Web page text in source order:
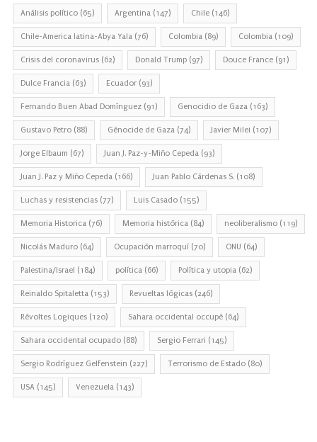
Análisis político (65) Argentina (147) Chile (146)
Chile-America latina-Abya Yala (76) Colombia (89) Colombia (109)
Crisis del coronavirus (62) Donald Trump (97) Douce France (91)
Dulce Francia (63) Ecuador (93)
Fernando Buen Abad Domínguez (91) Genocidio de Gaza (163)
Gustavo Petro (88) Génocide de Gaza (74) Javier Milei (107)
Jorge Elbaum (67) Juan J. Paz-y-Miño Cepeda (93)
Juan J. Paz y Miño Cepeda (166) Juan Pablo Cárdenas S. (108)
Luchas y resistencias (77) Luis Casado (155)
Memoria Historica (76) Memoria histórica (84) neoliberalismo (119)
Nicolás Maduro (64) Ocupación marroquí (70) ONU (64)
Palestina/Israel (184) política (66) Política y utopia (62)
Reinaldo Spitaletta (153) Revueltas lógicas (246)
Révoltes Logiques (120) Sahara occidental occupé (64)
Sahara occidental ocupado (88) Sergio Ferrari (145)
Sergio Rodríguez Gelfenstein (227) Terrorismo de Estado (80)
USA (145) Venezuela (143)